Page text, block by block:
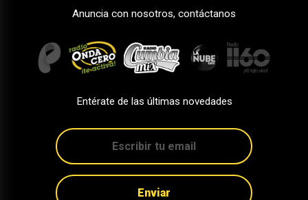
Anuncia con nosotros, contáctanos
Entérate de las últimas novedades
Enviar